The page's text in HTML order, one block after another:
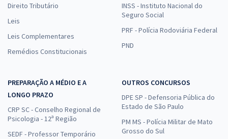
Direito Tributário
Leis
Leis Complementares
Remédios Constitucionais
INSS - Instituto Nacional do
Seguro Social
PRF - Polícia Rodoviária Federal
PND
PREPARAÇÃO A MÉDIO E A
LONGO PRAZO
CRP SC - Conselho Regional de
Psicologia - 12ª Região
SEDF - Professor Temporário
OUTROS CONCURSOS
DPE SP - Defensoria Pública do
Estado de São Paulo
PM MS - Polícia Militar de Mato
Grosso do Sul